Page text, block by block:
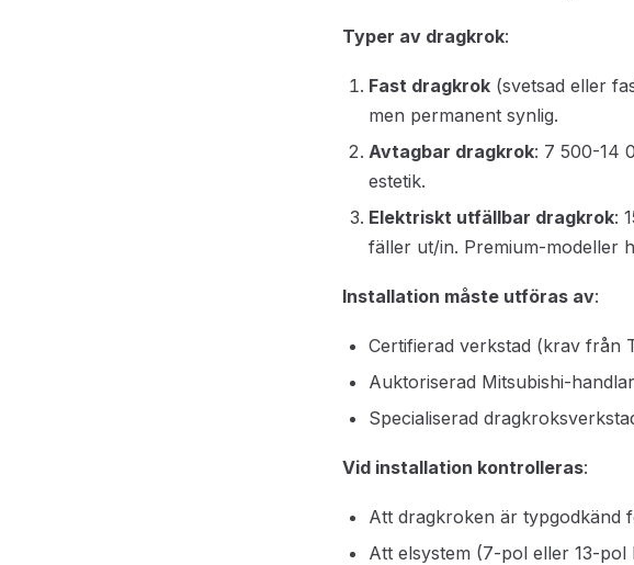
Typer av dragkrok:
Fast dragkrok (svetsad eller
men permanent synlig.
Avtagbar dragkrok: 7 500-14
estetik.
Elektriskt utfällbar dragkrok:
fäller ut/in. Premium-modeller
Installation måste utföras av:
Certifierad verkstad (krav från
Auktoriserad Mitsubishi-
Specialiserad
Vid installation kontrolleras:
Att dragkroken är typgodkänd
Att elsystem (7-pol eller 13-